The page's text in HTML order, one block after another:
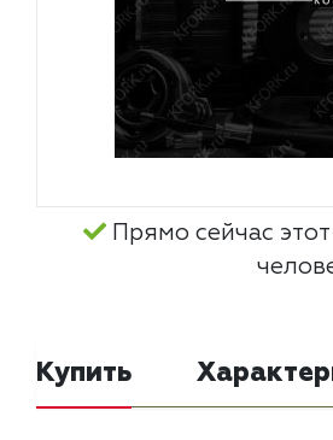
Прямо сейчас этот
Купить